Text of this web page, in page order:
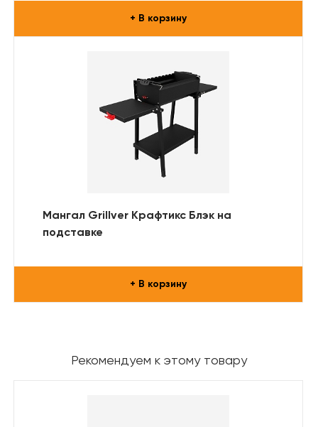
+ В корзину
Мангал Grillver Крафтикс Блэк на
подставке
+ В корзину
Рекомендуем к этому товару